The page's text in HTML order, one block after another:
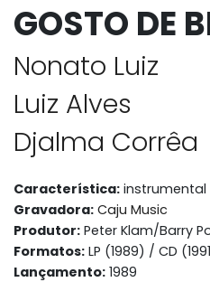
GOSTO DE
Nonato Luiz
Luiz Alves
Djalma Corrêa
Característica: instrumental
Gravadora: Caju Music
Produtor: Peter Klam/Barry
Formatos: LP (1989) / CD
Lançamento: 1989